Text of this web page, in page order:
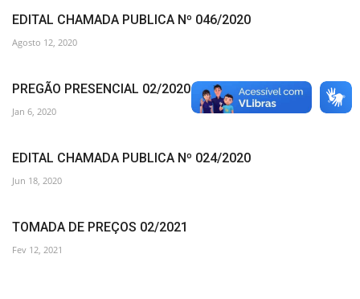
EDITAL CHAMADA PUBLICA Nº 046/2020
Agosto 12, 2020
PREGÃO PRESENCIAL 02/2020
Jan 6, 2020
EDITAL CHAMADA PUBLICA Nº 024/2020
Jun 18, 2020
TOMADA DE PREÇOS 02/2021
Fev 12, 2021